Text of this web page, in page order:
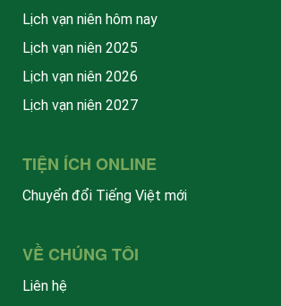
Lịch vạn niên hôm nay
Lịch vạn niên 2025
Lịch vạn niên 2026
Lịch vạn niên 2027
TIỆN ÍCH ONLINE
Chuyển đổi Tiếng Việt mới
VỀ CHÚNG TÔI
Liên hệ